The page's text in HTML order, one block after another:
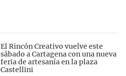
El Rincón Creativo vuelve este
sábado a Cartagena con una nueva
feria de artesanía en la plaza
Castellini